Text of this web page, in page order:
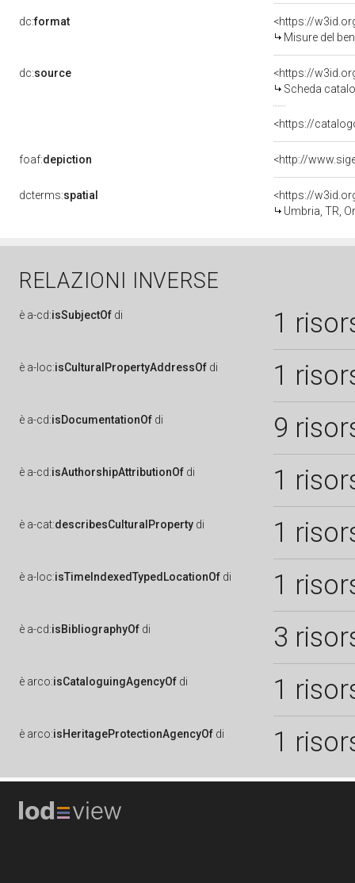
dc:format
<https://
Misure del
dc:source
<https://
Scheda
<https://
foaf:depiction
dcterms:spatial
<https://
Umbria, TR,
RELAZIONI INVERSE
è a-cd:isSubjectOf di 1
è a-loc:isCulturalPropertyAddressOf di 1
è a-cd:isDocumentationOf di 9
è a-cd:isAuthorshipAttributionOf di 1
è a-cat:describesCulturalProperty di 1
è a-loc:isTimeIndexedTypedLocationOf di 1
è a-cd:isBibliographyOf di 3
è arco:isCataloguingAgencyOf di 1
è arco:isHeritageProtectionAgencyOf di 1